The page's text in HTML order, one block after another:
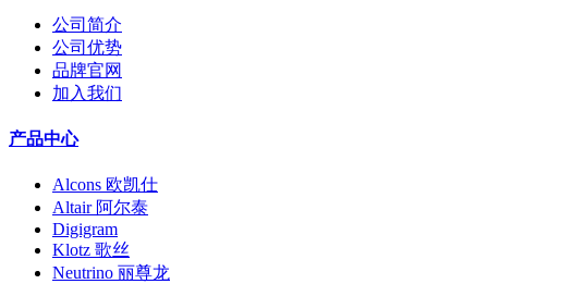
公司简介
公司优势
品牌官网
加入我们
产品中心
Alcons 欧凯仕
Altair 阿尔泰
Digigram
Klotz 歌丝
Neutrino 丽尊龙